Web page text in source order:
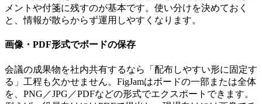
メントや付箋に残すのが基本です。使い分けを決めておく
と、情報が散らからず運用しやすくなります。
画像・PDF形式でボードの保存
会議の成果物を社内共有するなら「配布しやすい形に固定す
る」工程も欠かせません。FigJamはボードの一部または全体
を、 PNG／JPG／PDFなどの形式でエクスポートできます。